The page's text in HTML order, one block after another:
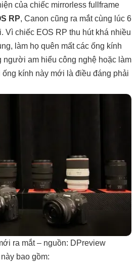
của chiếc mirrorless fullframe
RP, Canon cũng ra mắt cùng lúc 6
Vì chiếc EOS RP thu hút khá nhiều
làm họ quên mất các ống kính
am hiểu công nghệ hoặc làm
ống kính này mới là điều đáng phải
ra mắt – nguồn: DPreview
bao gồm: